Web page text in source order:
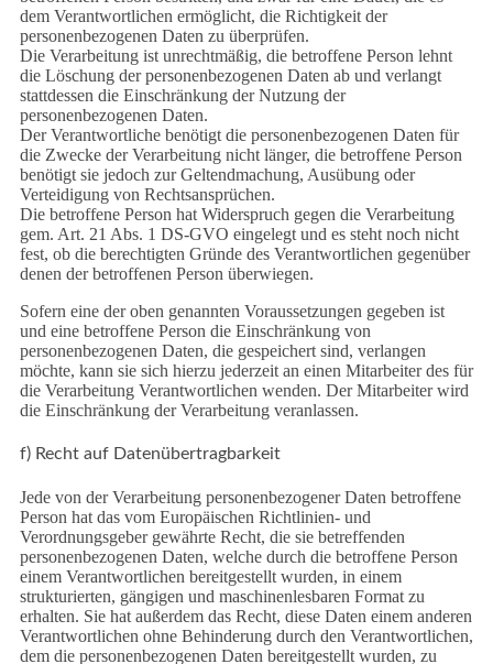
dem Verantwortlichen ermöglicht, die Richtigkeit der
personenbezogenen Daten zu überprüfen.
Die Verarbeitung ist unrechtmäßig, die betroffene Person lehnt
die Löschung der personenbezogenen Daten ab und verlangt
stattdessen die Einschränkung der Nutzung der
personenbezogenen Daten.
Der Verantwortliche benötigt die personenbezogenen Daten für
die Zwecke der Verarbeitung nicht länger, die betroffene Person
benötigt sie jedoch zur Geltendmachung, Ausübung oder
Verteidigung von Rechtsansprüchen.
Die betroffene Person hat Widerspruch gegen die Verarbeitung
gem. Art. 21 Abs. 1 DS-GVO eingelegt und es steht noch nicht
fest, ob die berechtigten Gründe des Verantwortlichen gegenüber
denen der betroffenen Person überwiegen.
Sofern eine der oben genannten Voraussetzungen gegeben ist
und eine betroffene Person die Einschränkung von
personenbezogenen Daten, die gespeichert sind, verlangen
möchte, kann sie sich hierzu jederzeit an einen Mitarbeiter des für
die Verarbeitung Verantwortlichen wenden. Der Mitarbeiter wird
die Einschränkung der Verarbeitung veranlassen.
f) Recht auf Datenübertragbarkeit
Jede von der Verarbeitung personenbezogener Daten betroffene
Person hat das vom Europäischen Richtlinien- und
Verordnungsgeber gewährte Recht, die sie betreffenden
personenbezogenen Daten, welche durch die betroffene Person
einem Verantwortlichen bereitgestellt wurden, in einem
strukturierten, gängigen und maschinenlesbaren Format zu
erhalten. Sie hat außerdem das Recht, diese Daten einem anderen
Verantwortlichen ohne Behinderung durch den Verantwortlichen,
dem die personenbezogenen Daten bereitgestellt wurden, zu